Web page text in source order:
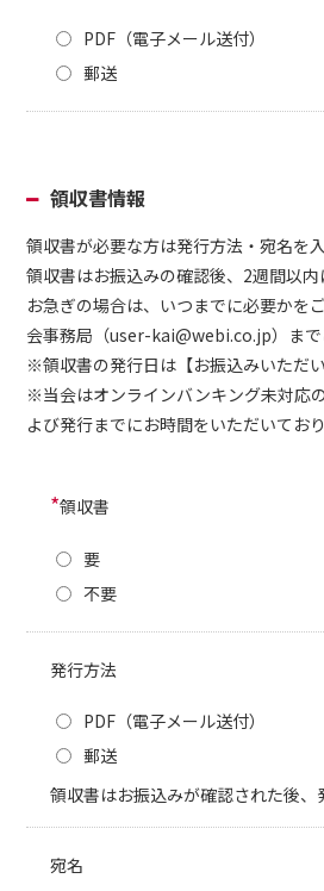
PDF（電子メール送付）
郵送
領収書情報
領収書が必要な方は発行方法・宛名を
領収書はお振込みの確認後、2週間以内
お急ぎの場合は、いつまでに必要かを
会事務局（user-kai@webi.co.jp）まで
※領収書の発行日は【お振込みいただ
※当会はオンラインバンキング未対応
よび発行までにお時間をいただいており
*領収書
要
不要
発行方法
PDF（電子メール送付）
郵送
領収書はお振込みが確認された後、
宛名